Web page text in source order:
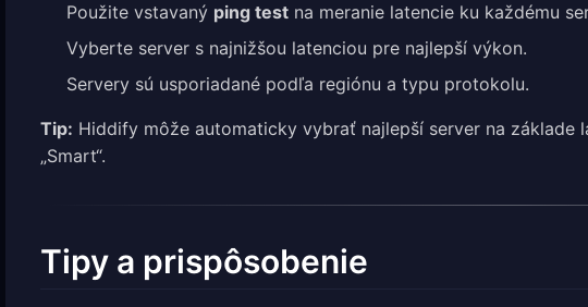
Použite vstavaný ping test na meranie latencie ku každému
Vyberte server s najnižšou latenciou pre najlepší výkon.
Servery sú usporiadané podľa regiónu a typu protokolu.
Tip: Hiddify môže automaticky vybrať najlepší server na základe
„Smart“.
Tipy a prispôsobenie